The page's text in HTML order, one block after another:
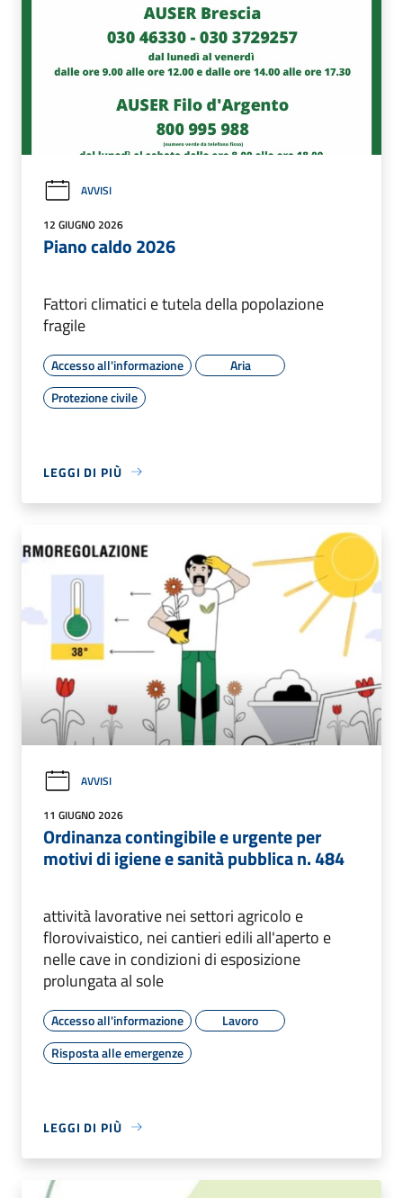
AVVISI
12 GIUGNO 2026
Piano caldo 2026
Fattori climatici e tutela della popolazione
fragile
Accesso all'informazione
Aria
Protezione civile
LEGGI DI PIÙ
AVVISI
11 GIUGNO 2026
Ordinanza contingibile e urgente per
motivi di igiene e sanità pubblica n. 484
attività lavorative nei settori agricolo e
florovivaistico, nei cantieri edili all'aperto e
nelle cave in condizioni di esposizione
prolungata al sole
Accesso all'informazione
Lavoro
Risposta alle emergenze
LEGGI DI PIÙ